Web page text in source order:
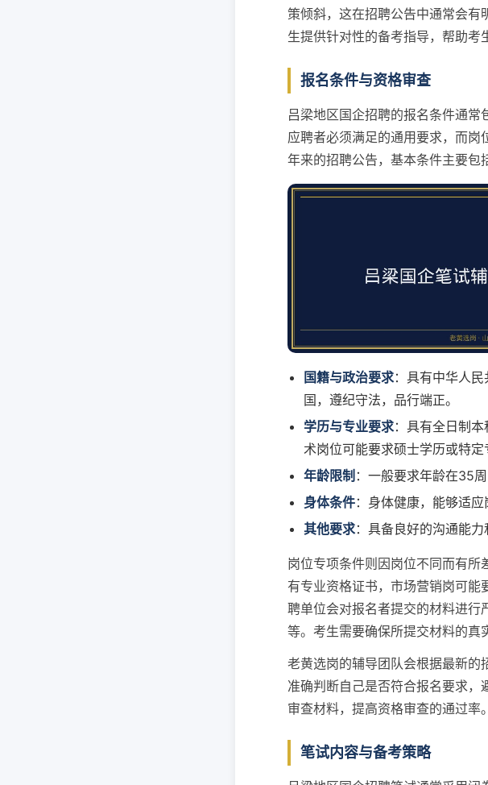
策倾斜，这在招聘公告中通常会
生提供针对性的备考指导，帮助考
报名条件与资格审查
吕梁地区国企招聘的报名条件通
应聘者必须满足的通用要求，而
年来的招聘公告，基本条件主要包
国籍与政治要求：具有中华人
国，遵纪守法，品行端正。
学历与专业要求：具有全日制
术岗位可能要求硕士学历或特定
年龄限制 ：一般要求年龄在35
身体条件：身体健康，能够适应
其他要求：具备良好的沟通能力
岗位专项条件则因岗位不同而有
有专业资格证书，市场营销岗可
聘单位会对报名者提交的材料进行
等。考生需要确保所提交材料的真
老黄选岗的辅导团队会根据最新的
准确判断自己是否符合报名要求
审查材料，提高资格审查的通过率。
笔试内容与备考策略